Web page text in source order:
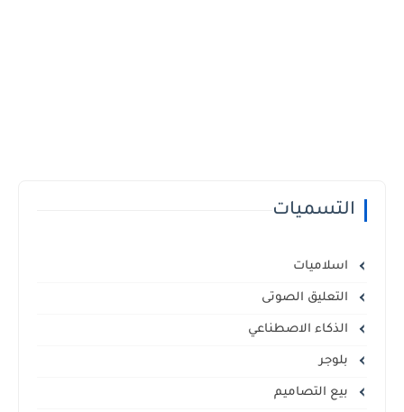
التسميات
اسلاميات
التعليق الصوتى
الذكاء الاصطناعي
بلوجر
بيع التصاميم